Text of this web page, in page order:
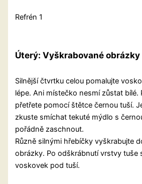
Refrén 1
Úterý: Vyškrabované obrázky
Silnější čtvrtku celou pomalujte
lépe. Ani místečko nesmí zůstat
přetřete pomocí štětce černou tuší.
zkuste smíchat tekuté mýdlo s
pořádně zaschnout.
Různě silnými hřebíčky vyškrabujte
obrázky. Po odškrábnutí vrstvy tuše
voskovek pod tuší.